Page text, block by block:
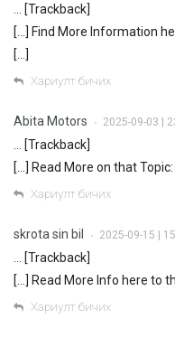
… [Trackback]
[…] Find More Information
[…]
Хариулт бичих
Abita Motors • 2025-09-03 |
… [Trackback]
[…] Read More on that
Хариулт бичих
skrota sin bil • 2025-09-15 |
… [Trackback]
[…] Read More Info here to
Хариулт бичих